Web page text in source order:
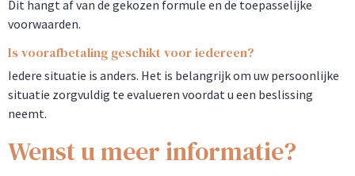
Dit hangt af van de gekozen formule en de toepasselijke
voorwaarden.
Is voorafbetaling geschikt voor iedereen?
Iedere situatie is anders. Het is belangrijk om uw persoonlijke
situatie zorgvuldig te evalueren voordat u een beslissing
neemt.
Wenst u meer informatie?